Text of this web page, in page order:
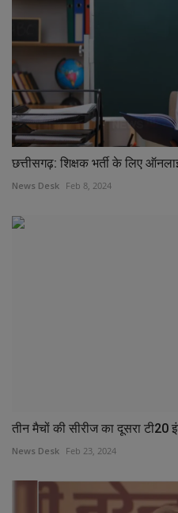
छत्तीसगढ़: शिक्षक भर्ती के लिए
News Desk Feb 8, 2024
तीन मैचों की सीरीज का दूसरा
News Desk Feb 23, 2024